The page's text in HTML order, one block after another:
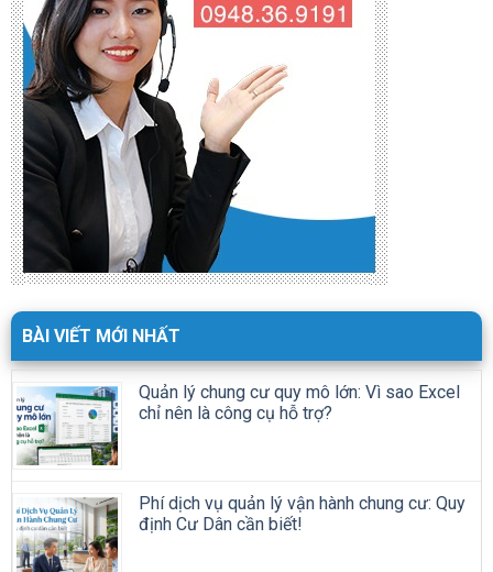
BÀI VIẾT MỚI NHẤT
Quản lý chung cư quy mô lớn: Vì sao Excel
chỉ nên là công cụ hỗ trợ?
Phí dịch vụ quản lý vận hành chung cư: Quy
định Cư Dân cần biết!